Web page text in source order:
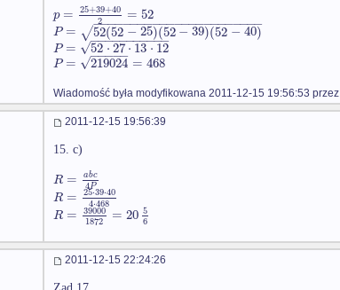
p = 25+39+40
2 = 52
P = 52(52−25)(52−39)(52−40)
− −
−−−−−−−−−−−−−−−−−−−−−
√
P = 52⋅27⋅13⋅12
− −
−−−−−−−−−
√
P = 219024
− −
−−−
√ = 468
Wiadomość była modyfikowana 2011-12-15 19:56:53 przez
2011-12-15 19:56:39
15. c)
R = abc
4P
R = 25⋅39⋅40
4⋅468
R = 39000
1872 = 20 5
6
2011-12-15 22:24:26